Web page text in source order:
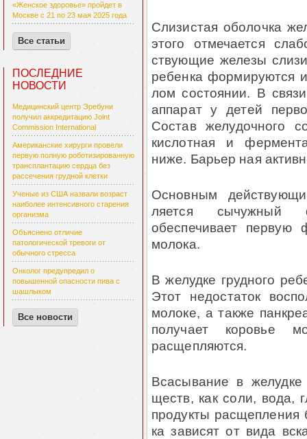
«Женское здоровье» пройдет в
Москве с 21 по 23 мая 2025 года
Все статьи
ПОСЛЕДНИЕ
НОВОСТИ
Медицинский центр Эребуни
получил аккредитацию Joint
Commission International
Американские хирурги провели
первую полную роботизированную
трансплантацию сердца без
рассечения грудной клетки
Ученые из США назвали возраст
наиболее интенсивного старения
организма
Объяснено отличие
патологической тревоги от
обычного стресса
Онколог предупредил о
повышенной опасности пива с
шашлыком
Все новости
Слизистая оболочка
этого отмечается
ствующие железы
ребенка формируются
лом состоянии. В
аппарат у детей
Состав желудочного
кислотная и
ниже. Барьер ная
Основным
ляется сычужный
обеспечивает
молока.
В желудке грудного
Этот недостаток
молоке, а также
получает коровье
расщепляются.
Всасывание в желудке
ществ, как соли, вода,
продукты расщепления
ка зависят от вида